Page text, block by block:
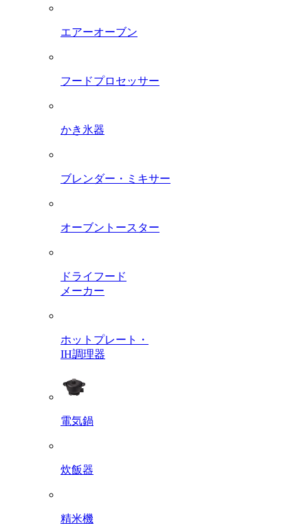
エアーオーブン
フードプロセッサー
かき氷器
ブレンダー・ミキサー
オーブントースター
ドライフード
メーカー
ホットプレート・
IH調理器
電気鍋
炊飯器
精米機